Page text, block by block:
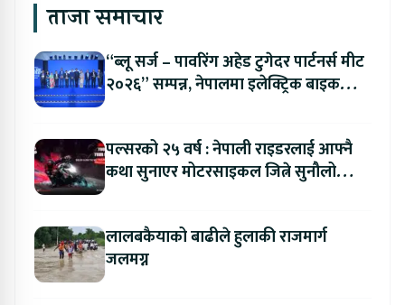
ताजा समाचार
“ब्लू सर्ज – पावरिंग अहेड टुगेदर पार्टनर्स मीट
२०२६” सम्पन्न, नेपालमा इलेक्ट्रिक बाइक
पल्सरको २५ वर्ष : नेपाली राइडरलाई आफ्नै
कथा सुनाएर मोटरसाइकल जित्ने सुनौलो
लालबकैयाको बाढीले हुलाकी राजमार्ग
जलमग्न